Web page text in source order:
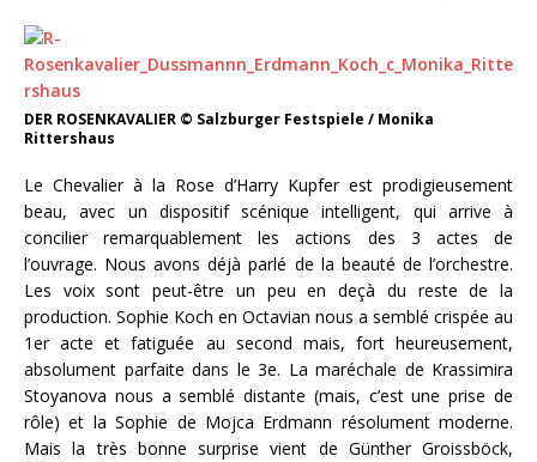
DER ROSENKAVALIER © Salzburger Festspiele / Monika
Rittershaus
Le Chevalier à la Rose d’Harry Kupfer est prodigieusement
beau, avec un dispositif scénique intelligent, qui arrive à
concilier remarquablement les actions des 3 actes de
l’ouvrage. Nous avons déjà parlé de la beauté de l’orchestre.
Les voix sont peut-être un peu en deçà du reste de la
production. Sophie Koch en Octavian nous a semblé crispée au
1er acte et fatiguée au second mais, fort heureusement,
absolument parfaite dans le 3e. La maréchale de Krassimira
Stoyanova nous a semblé distante (mais, c’est une prise de
rôle) et la Sophie de Mojca Erdmann résolument moderne.
Mais la très bonne surprise vient de Günther Groissböck,